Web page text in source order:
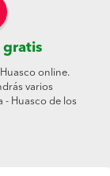
gratis
online.
varios
- Huasco de los